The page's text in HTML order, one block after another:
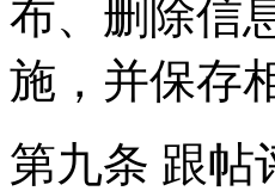
布、删除信
施，并保存
第九条 跟帖